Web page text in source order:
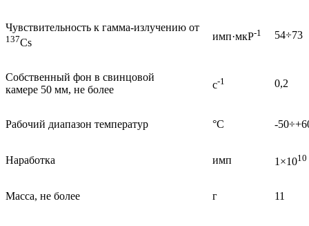
Чувствительность к гамма-излучению от
137Cs
имп·мкР-1 54÷73
Собственный фон в свинцовой
камере 50 мм, не более
с-1 0,2
Рабочий диапазон температур °С -
Наработка имп 1×1010
Масса, не более г 11